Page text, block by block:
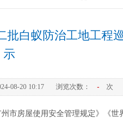
批白蚁防治工地工程
示
08-20 10:17 浏览次数： - 次
市房屋使用安全管理规定》《世